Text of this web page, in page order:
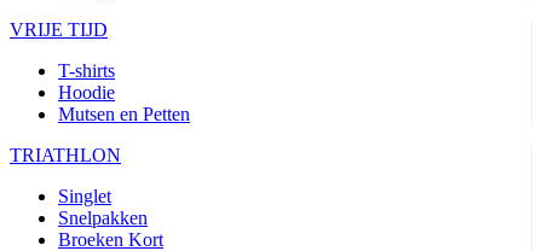
VRIJE TIJD
T-shirts
Hoodie
Mutsen en Petten
TRIATHLON
Singlet
Snelpakken
Broeken Kort